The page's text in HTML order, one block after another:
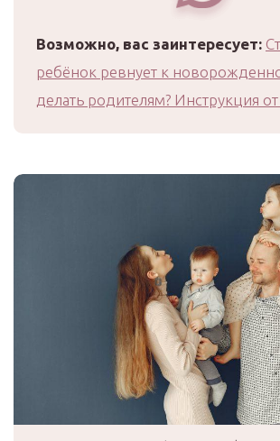
Возможно, вас заинтересует:
ребёнок ревнует к
делать родителям? Инструкция от